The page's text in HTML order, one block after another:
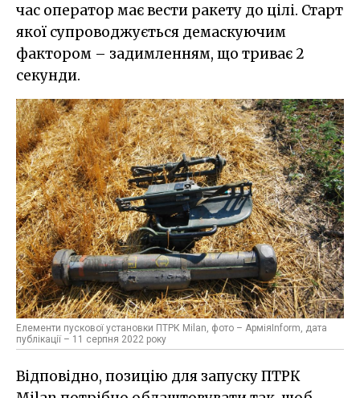
час оператор має вести ракету до цілі. Старт
якої супроводжується демаскуючим
фактором – задимленням, що триває 2
секунди.
Елементи пускової установки ПТРК Milan, фото – АрміяInform, дата
публікації – 11 серпня 2022 року
Відповідно, позицію для запуску ПТРК